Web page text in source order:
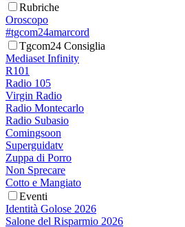
Rubriche
Oroscopo
#tgcom24amarcord
Tgcom24 Consiglia
Mediaset Infinity
R101
Radio 105
Virgin Radio
Radio Montecarlo
Radio Subasio
Comingsoon
Superguidatv
Zuppa di Porro
Non Sprecare
Cotto e Mangiato
Eventi
Identità Golose 2026
Salone del Risparmio 2026